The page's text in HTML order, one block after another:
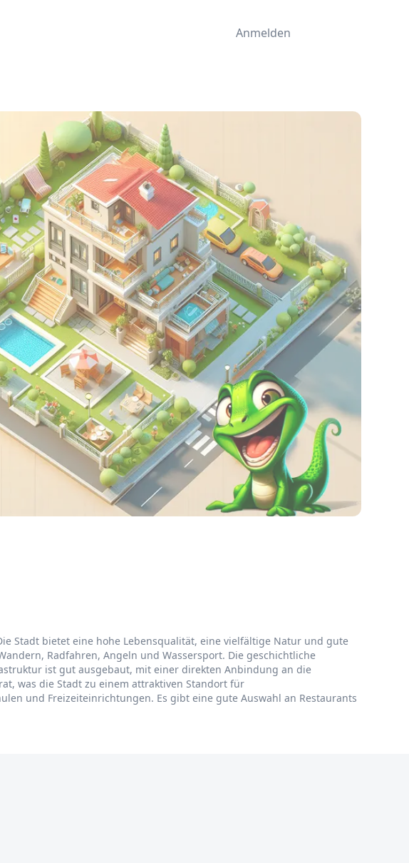
Anmelden
Stadt bietet eine hohe Lebensqualität, eine vielfältige Natur und gute
Radfahren, Angeln und Wassersport. Die geschichtliche
ist gut ausgebaut, mit einer direkten Anbindung an die
was die Stadt zu einem attraktiven Standort für
und Freizeiteinrichtungen. Es gibt eine gute Auswahl an Restaurants